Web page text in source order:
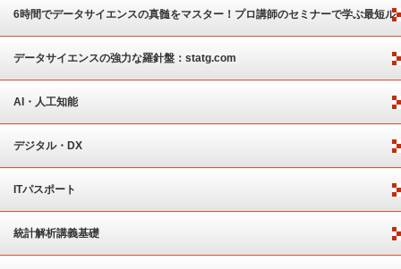
6時間でデータサイエンスの真髄をマスター！プロ講師のセミナーで学ぶ最短ル
ート
データサイエンスの強力な羅針盤：statg.com
AI・人工知能
デジタル・DX
ITパスポート
統計解析講義基礎